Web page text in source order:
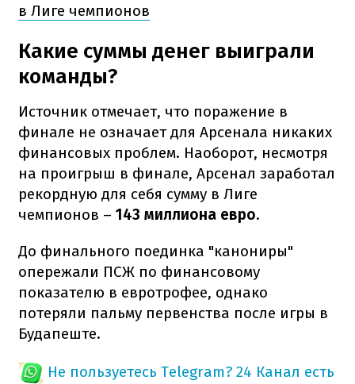
в Лиге чемпионов
Какие суммы денег выиграли
команды?
Источник отмечает, что поражение в
финале не означает для Арсенала никаких
финансовых проблем. Наоборот, несмотря
на проигрыш в финале, Арсенал заработал
рекордную для себя сумму в Лиге
чемпионов – 143 миллиона евро.
До финального поединка "канониры"
опережали ПСЖ по финансовому
показателю в евротрофее, однако
потеряли пальму первенства после игры в
Будапеште.
Не пользуетесь Telegram? 24 Канал есть